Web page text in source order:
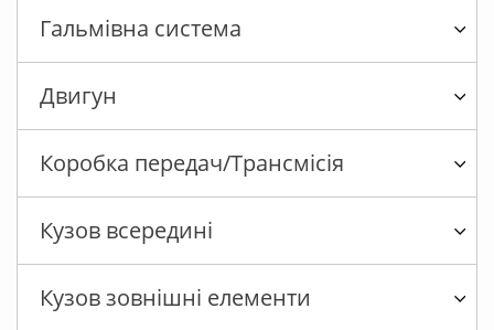
Гальмівна система
Двигун
Коробка передач/Трансмісія
Кузов всередині
Кузов зовнішні елементи